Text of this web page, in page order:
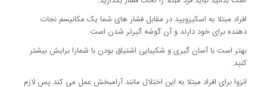
افراد مبتلا به اسکیزویید در مقابل فشار های شما یک مکانیسم نجات
دهنده برای خود دارند و آن گوشه گیرتر شدن است.
بهتر است با آسان گیری و شکیبایی اشتیاق بودن با شمارا برایش بیشتر
کنید.
انزوا برای افراد مبتلا به این اختلال مانند آرامبخش عمل می کند پس لازم